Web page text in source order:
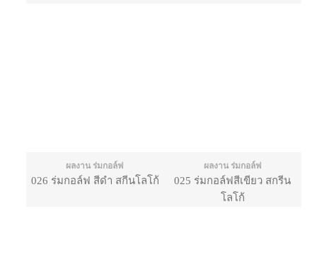
ผลงาน ร่มกอล์ฟ
026 ร่มกอล์ฟ สีดำ สกีนโลโก้
ผลงาน ร่มกอล์ฟ
025 ร่มกอล์ฟสีเขียว สกรีน
โลโก้